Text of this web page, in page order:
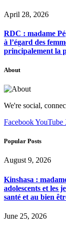
April 28, 2026
RDC : madame
à l’égard des
principalement la
About
We're social,
FacebookYouTube
Popular Posts
August 9, 2026
Kinshasa :
adolescents et les
santé et au bien
June 25, 2026